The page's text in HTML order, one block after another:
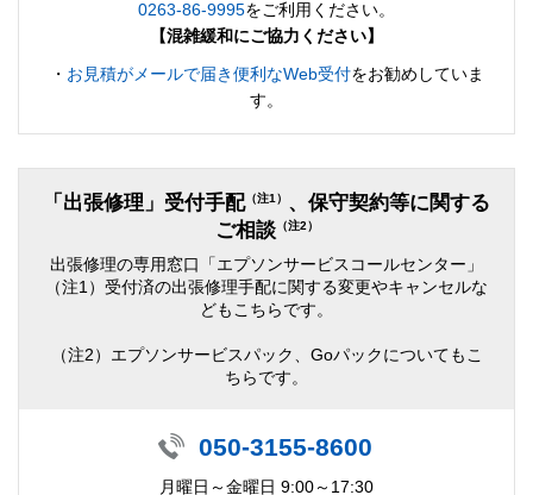
0263-86-9995をご利用ください。
【混雑緩和にご協力ください】
・ お見積がメールで届き便利なWeb受付をお勧めしていま
す。
「出張修理」受付手配 （注1） 、保守契約等に関する
ご相談（注2）
出張修理の専用窓口「エプソンサービスコールセンター」
（注1）受付済の出張修理手配に関する変更やキャンセルな
どもこちらです。
（注2）エプソンサービスパック、Goパックについてもこ
ちらです。
050-3155-8600
月曜日～金曜日 9:00～17:30